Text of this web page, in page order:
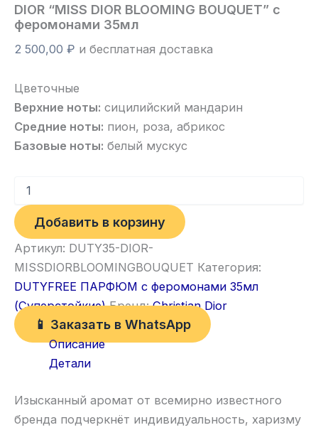
DIOR “MISS DIOR BLOOMING BOUQUET” с
феромонами 35мл
2 500,00 ₽ и бесплатная доставка
Цветочные
Верхние ноты: сицилийский мандарин
Средние ноты: пион, роза, абрикос
Базовые ноты: белый мускус
Добавить в корзину
Артикул: DUTY35-DIOR-
MISSDIORBLOOMINGBOUQUET Категория:
DUTYFREE ПАРФЮМ с феромонами 35мл
(Суперстойкие) Бренд:Christian Dior
📱 Заказать в WhatsApp
Описание
Детали
Изысканный аромат от всемирно известного
бренда подчеркнёт индивидуальность, харизму